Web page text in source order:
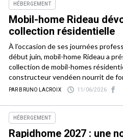
HÉBERGEMENT
Mobil-home Rideau
collection résidentielle
À l’occasion de ses journées
début juin, mobil-home Rideau a
collection de mobil-homes
constructeur vendéen nourrit de
PAR BRUNO LACROIX 11/06/2026
HÉBERGEMENT
Rapidhome 2027 : une